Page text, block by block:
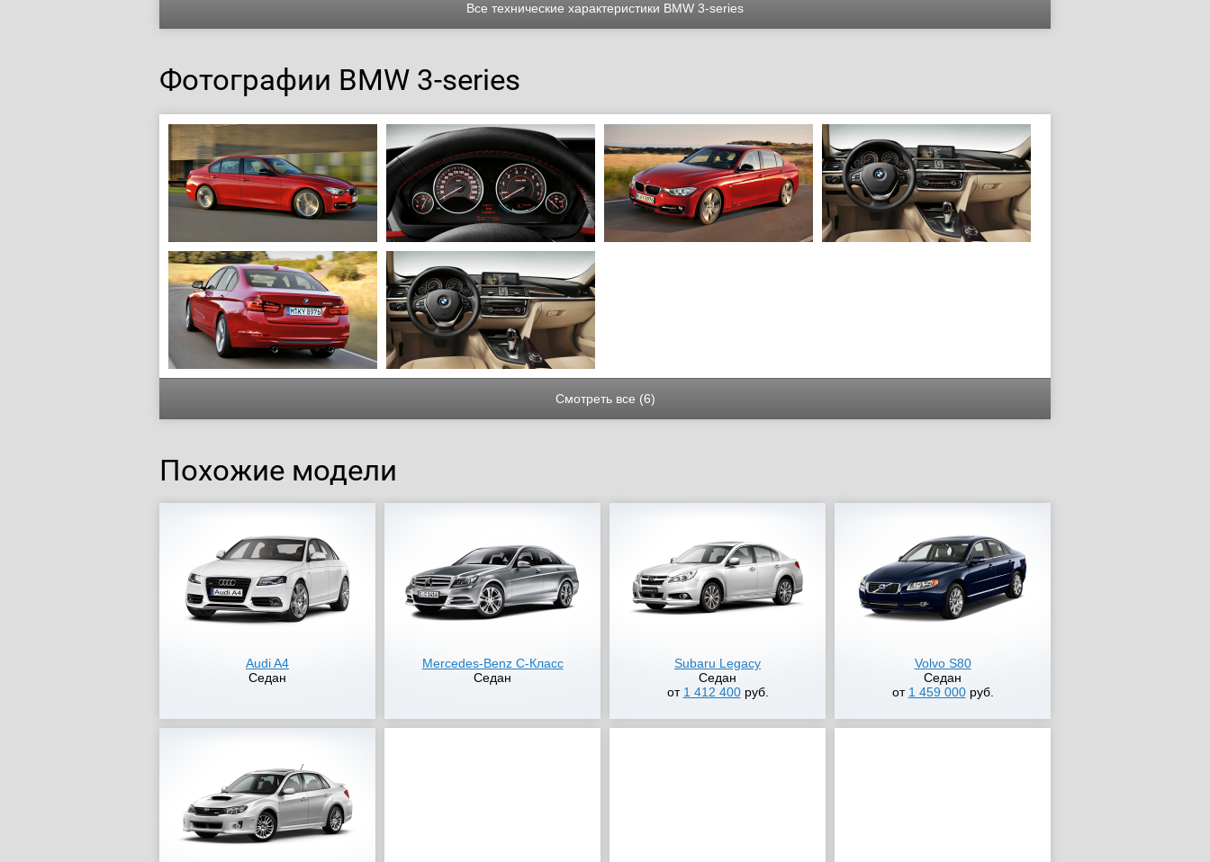
Все технические характеристики BMW 3-series
Фотографии BMW 3-series
Смотреть все (6)
Похожие модели
Audi A4
Седан
Mercedes-Benz C-Класс
Седан
Subaru Legacy
Седан
от 1 412 400руб.
Volvo S80
Седан
от 1 459 000руб.